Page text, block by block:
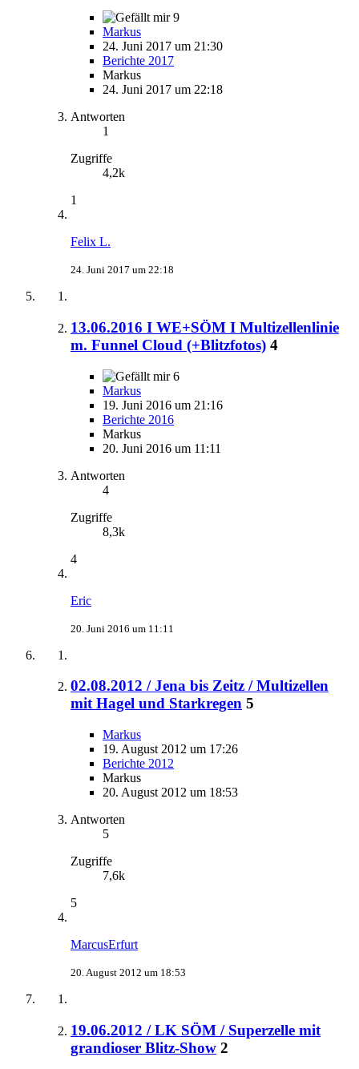
9
Markus
24. Juni 2017 um 21:30
Berichte 2017
Markus
24. Juni 2017 um 22:18
Antworten
1
Zugriffe
4,2k
1
Felix L.
24. Juni 2017 um 22:18
13.06.2016 I WE+SÖM I Multizellenlinie
m. Funnel Cloud (+Blitzfotos) 4
6
Markus
19. Juni 2016 um 21:16
Berichte 2016
Markus
20. Juni 2016 um 11:11
Antworten
4
Zugriffe
8,3k
4
Eric
20. Juni 2016 um 11:11
02.08.2012 / Jena bis Zeitz / Multizellen
mit Hagel und Starkregen 5
Markus
19. August 2012 um 17:26
Berichte 2012
Markus
20. August 2012 um 18:53
Antworten
5
Zugriffe
7,6k
5
MarcusErfurt
20. August 2012 um 18:53
19.06.2012 / LK SÖM / Superzelle mit
grandioser Blitz-Show 2